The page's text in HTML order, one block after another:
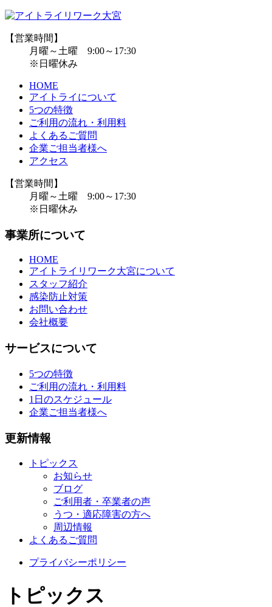
【営業時間】
月曜～土曜 9:00～17:30
※日曜休み
HOME
アイトライについて
5つの特徴
ご利用の流れ・利用料
よくあるご質問
企業ご担当者様へ
アクセス
【営業時間】
月曜～土曜 9:00～17:30
※日曜休み
事業所について
HOME
アイトライリワーク大宮について
スタッフ紹介
感染防止対策
お問い合わせ
会社概要
サービスについて
5つの特徴
ご利用の流れ・利用料
1日のスケジュール
企業ご担当者様へ
更新情報
トピックス
お知らせ
ブログ
ご利用者・卒業者の声
うつ・適応障害の方へ
周辺情報
よくあるご質問
プライバシーポリシー
トピックス